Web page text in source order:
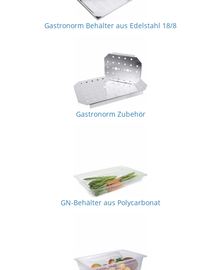
Gastronorm Behälter aus Edelstahl 18/8
Gastronorm Zubehör
GN-Behälter aus Polycarbonat